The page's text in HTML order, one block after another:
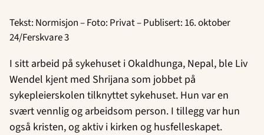
Tekst: Normisjon – Foto: Privat – Publisert: 16. oktober
24/Ferskvare 3
I sitt arbeid på sykehuset i Okaldhunga, Nepal, ble Liv
Wendel kjent med Shrijana som jobbet på
sykepleierskolen tilknyttet sykehuset. Hun var en
svært vennlig og arbeidsom person. I tillegg var hun
også kristen, og aktiv i kirken og husfelleskapet.